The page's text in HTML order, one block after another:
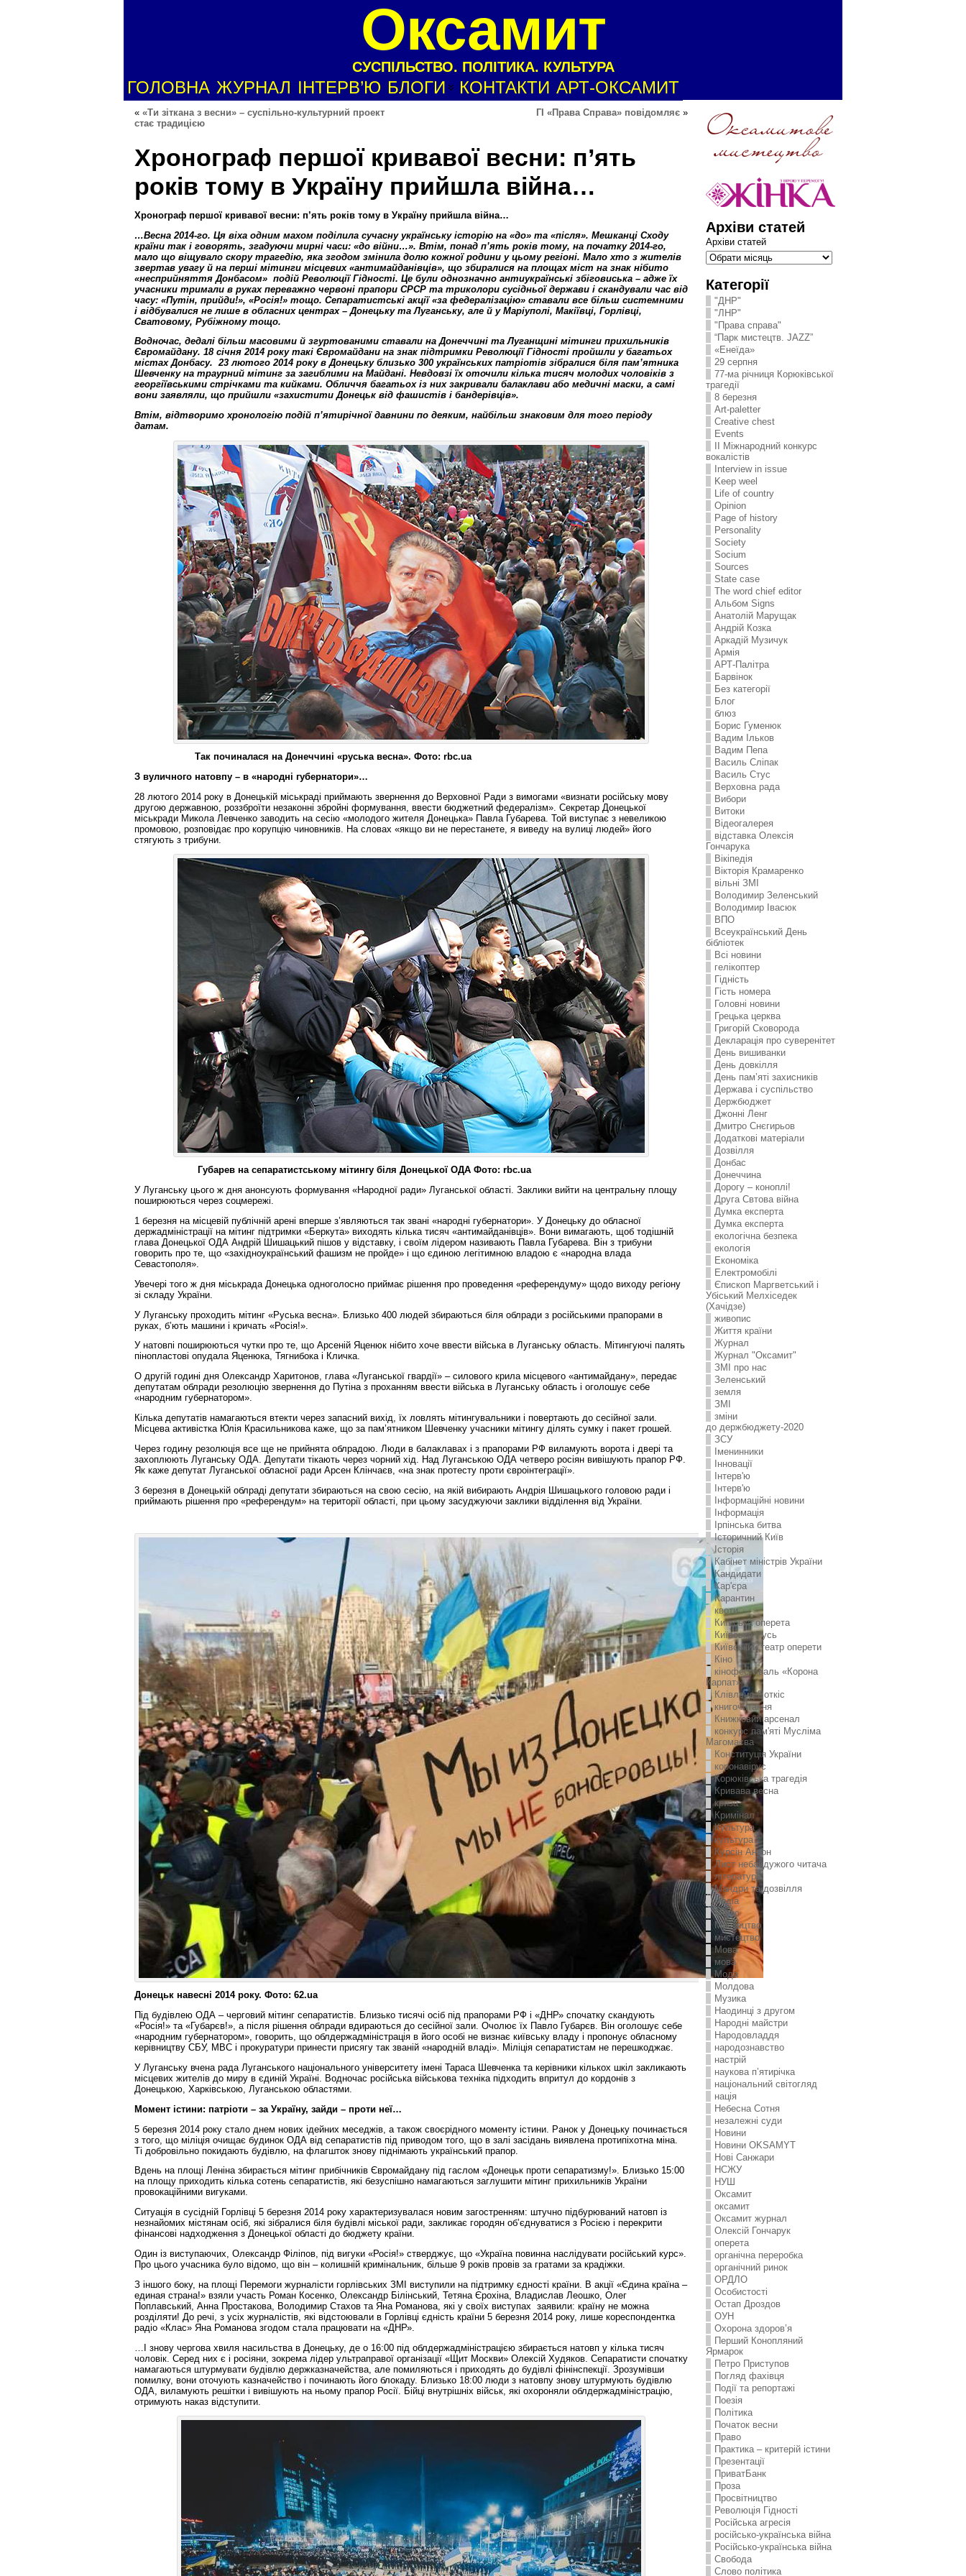
Оксамит
СУСПІЛЬСТВО. ПОЛІТИКА. КУЛЬТУРА
ГОЛОВНА ЖУРНАЛ ІНТЕРВ’Ю БЛОГИ КОНТАКТИ АРТ-ОКСАМИТ
« «Ти зіткана з весни» – суспільно-культурний проект
стає традицією
ГІ «Права Справа» повідомляє »
Хронограф першої кривавої весни: п’ять
років тому в Україну прийшла війна…
Хронограф першої кривавої весни: п’ять років тому в Україну прийшла війна…
…Весна 2014-го. Ця віха одним махом поділила сучасну українську історію на «до» та «після». Мешканці Сходу
країни так і говорять, згадуючи мирні часи: «до війни…». Втім, понад п’ять років тому, на початку 2014-го,
мало що віщувало скору трагедію, яка згодом змінила долю кожної родини у цьому регіоні. Мало хто з жителів
звертав увагу й на перші мітинги місцевих «антимайданівців», що збиралися на площах міст на знак нібито
«несприйняття Донбасом» подій Революції Гідності. Це були однозначно антиукраїнські збіговиська – адже їх
учасники тримали в руках переважно червоні прапори СРСР та триколори сусідньої держави і скандували час від
часу: «Путін, прийди!», «Росія!» тощо. Сепаратистські акції «за федералізацію» ставали все більш системними
і відбувалися не лише в обласних центрах – Донецьку та Луганську, але й у Маріуполі, Макіївці, Горлівці,
Сватовому, Рубіжному тощо.
Водночас, дедалі більш масовими й згуртованими ставали на Донеччині та Луганщині мітинги прихильників
Євромайдану. 18 січня 2014 року такі Євромайдани на знак підтримки Революції Гідності пройшли у багатьох
містах Донбасу. 23 лютого 2014 року в Донецьку близько 300 українських патріотів зібралися біля пам’ятника
Шевченку на траурний мітинг за загиблими на Майдані. Невдовзі їх оточили кілька тисяч молодих чоловіків з
георгіївськими стрічками та кийками. Обличчя багатьох із них закривали балаклави або медичні маски, а самі
вони заявляли, що прийшли «захистити Донецьк від фашистів і бандерівців».
Втім, відтворимо хронологію подій п’ятирічної давнини по деяким, найбільш знаковим для того періоду
датам.
Так починалася на Донеччині «руська весна». Фото: rbc.ua
З вуличного натовпу – в «народні губернатори»…
28 лютого 2014 року в Донецькій міськраді приймають звернення до Верховної Ради з вимогами «визнати російську мову
другою державною, роззброїти незаконні збройні формування, ввести бюджетний федералізм». Секретар Донецької
міськради Микола Левченко заводить на сесію «молодого жителя Донецька» Павла Губарева. Той виступає з невеликою
промовою, розповідає про корупцію чиновників. На словах «якщо ви не перестанете, я виведу на вулиці людей» його
стягують з трибуни.
Губарев на сепаратистському мітингу біля Донецької ОДА Фото: rbc.ua
У Луганську цього ж дня анонсують формування «Народної ради» Луганської області. Заклики вийти на центральну площу
поширюються через соцмережі.
1 березня на місцевій публічній арені вперше з’являються так звані «народні губернатори». У Донецьку до обласної
держадміністрації на мітинг підтримки «Беркута» виходять кілька тисяч «антимайданівців». Вони вимагають, щоб тодішній
глава Донецької ОДА Андрій Шишацький пішов у відставку, і своїм лідером називають Павла Губарева. Він з трибуни
говорить про те, що «західноукраїнський фашизм не пройде» і що єдиною легітимною владою є «народна влада
Севастополя».
Увечері того ж дня міськрада Донецька одноголосно приймає рішення про проведення «референдуму» щодо виходу регіону
зі складу України.
У Луганську проходить мітинг «Руська весна». Близько 400 людей збираються біля облради з російськими прапорами в
руках, б’ють машини і кричать «Росія!».
У натовпі поширюються чутки про те, що Арсеній Яценюк нібито хоче ввести війська в Луганську область. Мітингуючі палять
пінопластові опудала Яценюка, Тягнибока і Кличка.
О другій годині дня Олександр Харитонов, глава «Луганської гвардії» – силового крила місцевого «антимайдану», передає
депутатам облради резолюцію звернення до Путіна з проханням ввести війська в Луганську область і оголошує себе
«народним губернатором».
Кілька депутатів намагаються втекти через запасний вихід, їх ловлять мітингувальники і повертають до сесійної зали.
Місцева активістка Юлія Красильникова каже, що за пам’ятником Шевченку учасники мітингу ділять сумку і пакет грошей.
Через годину резолюція все ще не прийнята облрадою. Люди в балаклавах і з прапорами РФ виламують ворота і двері та
захоплюють Луганську ОДА. Депутати тікають через чорний хід. Над Луганською ОДА четверо росіян вивішують прапор РФ.
Як каже депутат Луганської обласної ради Арсен Клінчаєв, «на знак протесту проти євроінтеграції».
3 березня в Донецькій облраді депутати збираються на свою сесію, на якій вибирають Андрія Шишацького головою ради і
приймають рішення про «референдум» на території області, при цьому засуджуючи заклики відділення від України.
Донецьк навесні 2014 року. Фото: 62.ua
Під будівлею ОДА – черговий мітинг сепаратистів. Близько тисячі осіб під прапорами РФ і «ДНР» спочатку скандують
«Росія!» та «Губарєв!», а після рішення облради вдираються до сесійної зали. Очолює їх Павло Губарєв. Він оголошує себе
«народним губернатором», говорить, що облдержадміністрація в його особі не визнає київську владу і пропонує обласному
керівництву СБУ, МВС і прокуратури принести присягу так званій «народній владі». Міліція сепаратистам не перешкоджає.
У Луганську вчена рада Луганського національного університету імені Тараса Шевченка та керівники кількох шкіл закликають
місцевих жителів до миру в єдиній Україні. Водночас російська військова техніка підходить впритул до кордонів з
Донецькою, Харківською, Луганською областями.
Момент істини: патріоти – за Україну, зайди – проти неї…
5 березня 2014 року стало днем нових ідейних меседжів, а також своєрідного моменту істини. Ранок у Донецьку починається
з того, що міліція очищає будинок ОДА від сепаратистів під приводом того, що в залі засідань виявлена протипіхотна міна.
Ті добровільно покидають будівлю, на флагшток знову піднімають український прапор.
Вдень на площі Леніна збирається мітинг прибічників Євромайдану під гаслом «Донецьк проти сепаратизму!». Близько 15:00
на площу приходить кілька сотень сепаратистів, які безуспішно намагаються заглушити мітинг прихильників України
провокаційними вигуками.
Ситуація в сусідній Горлівці 5 березня 2014 року характеризувалася новим загостренням: штучно підбурюваний натовп із
незнайомих містянам осіб, які зібралися біля будівлі міської ради, закликає городян об’єднуватися з Росією і перекрити
фінансові надходження з Донецької області до бюджету країни.
Один із виступаючих, Олександр Філіпов, під вигуки «Росія!» стверджує, що «Україна повинна наслідувати російський курс».
Про цього учасника було відомо, що він – колишній кримінальник, більше 9 років провів за гратами за крадіжки.
З іншого боку, на площі Перемоги журналісти горлівських ЗМІ виступили на підтримку єдності країни. В акції «Єдина країна –
единая страна!» взяли участь Роман Косенко, Олександр Білінський, Тетяна Єрохіна, Владислав Леошко, Олег
Поплавський, Анна Простакова, Володимир Стахов та Яна Романова, які у своїх виступах заявили: країну не можна
розділяти! До речі, з усіх журналістів, які відстоювали в Горлівці єдність країни 5 березня 2014 року, лише кореспондентка
радіо «Клас» Яна Романова згодом стала працювати на «ДНР».
…І знову чергова хвиля насильства в Донецьку, де о 16:00 під облдержадміністрацією збирається натовп у кілька тисяч
чоловік. Серед них є і росіяни, зокрема лідер ультраправої організації «Щит Москви» Олексій Худяков. Сепаратисти спочатку
намагаються штурмувати будівлю держказначейства, але помиляються і приходять до будівлі фінінспекції. Зрозумівши
помилку, вони оточують казначейство і починають його блокаду. Близько 18:00 люди з натовпу знову штурмують будівлю
ОДА, виламують решітки і вивішують на ньому прапор Росії. Бійці внутрішніх військ, які охороняли облдержадміністрацію,
отримують наказ відступити.
Архіви статей
Архіви статей
Категорії
"ДНР"
"ЛНР"
"Права справа"
“Парк мистецтв. JAZZ”
«Енеїда»
29 серпня
77-ма річниця Корюківської
трагедії
8 березня
Art-paletter
Creative chest
Events
II Міжнародний конкурс
вокалістів
Interview in issue
Keep weel
Life of country
Opinion
Page of history
Personality
Society
Socium
Sources
State case
The word chief editor
Альбом Signs
Анатолій Марущак
Андрій Козка
Аркадій Музичук
Армія
АРТ-Палітра
Барвінок
Без категорії
Блог
блюз
Борис Гуменюк
Вадим Ільков
Вадим Пепа
Василь Сліпак
Василь Стус
Верховна рада
Вибори
Витоки
Відеогалерея
відставка Олексія
Гончарука
Вікіпедія
Вікторія Крамаренко
вільні ЗМІ
Володимир Зеленський
Володимир Івасюк
ВПО
Всеукраїнський День
бібліотек
Всі новини
гелікоптер
Гідність
Гість номера
Головні новини
Грецька церква
Григорій Сковорода
Декларація про суверенітет
День вишиванки
День довкілля
День пам’яті захисників
Держава і суспільство
Держбюджет
Джонні Ленг
Дмитро Снєгирьов
Додаткові матеріали
Дозвілля
Донбас
Донеччина
Дорогу – коноплі!
Друга Свтова війна
Думка експерта
Думка експерта
екологічна безпека
екологія
Економіка
Електромобілі
Єпископ Маргветський і
Убіський Мелхіседек
(Хачідзе)
живопис
Життя країни
Журнал
Журнал "Оксамит"
ЗMI про нас
Зеленський
земля
ЗМІ
зміни
до держбюджету-2020
ЗСУ
Іменинники
Інновації
Інтерв'ю
Інтерв'ю
Інформаційні новини
Інформація
Ірпінська битва
Історичний Київ
Історія
Кабінет міністрів України
Кандидати
Кар'єра
Карантин
квоти
Київська оперета
Київська Русь
Київський театр оперети
Кіно
кінофестиваль «Корона
Карпат»
Клівленд Воткіс
книгочитання
Книжковий арсенал
конкурс пам'яті Мусліма
Магомаєва
Конституція України
коронавірус
Корюківська трагедія
Кривава весна
криза
Кримінал
Культура
культура
Курсін Антон
Лист небайдужого читача
література
Мандри та дозвілля
медіа
Меню
Мистецтво
мистецтво
Мова
мова
Мода
Молдова
Музика
Наодинці з другом
Народні майстри
Народовладдя
народознавство
настрій
наукова п’ятирічка
національний світогляд
нація
Небесна Сотня
незалежні суди
Новини
Новини OKSAMYT
Нові Санжари
НСЖУ
НУШ
Оксамит
оксамит
Оксамит журнал
Олексій Гончарук
оперета
органічна переробка
органічний ринок
ОРДЛО
Особистості
Остап Дроздов
ОУН
Охорона здоров’я
Перший Конопляний
Ярмарок
Петро Приступов
Погляд фахівця
Події та репортажі
Поезія
Політика
Початок весни
Право
Практика – критерій істини
Презентації
ПриватБанк
Проза
Просвітництво
Революція Гідності
Російська агресія
російсько-українська війна
Російсько-українська війна
Свобода
Слово політика